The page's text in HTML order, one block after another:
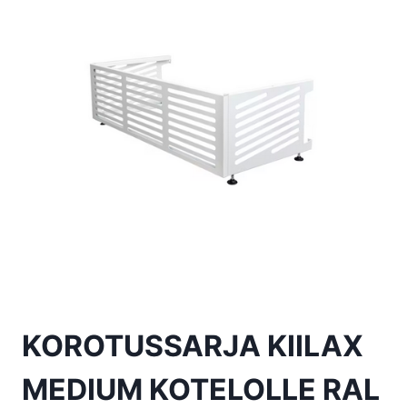
KOROTUSSARJA KIILAX
MEDIUM KOTELOLLE RAL